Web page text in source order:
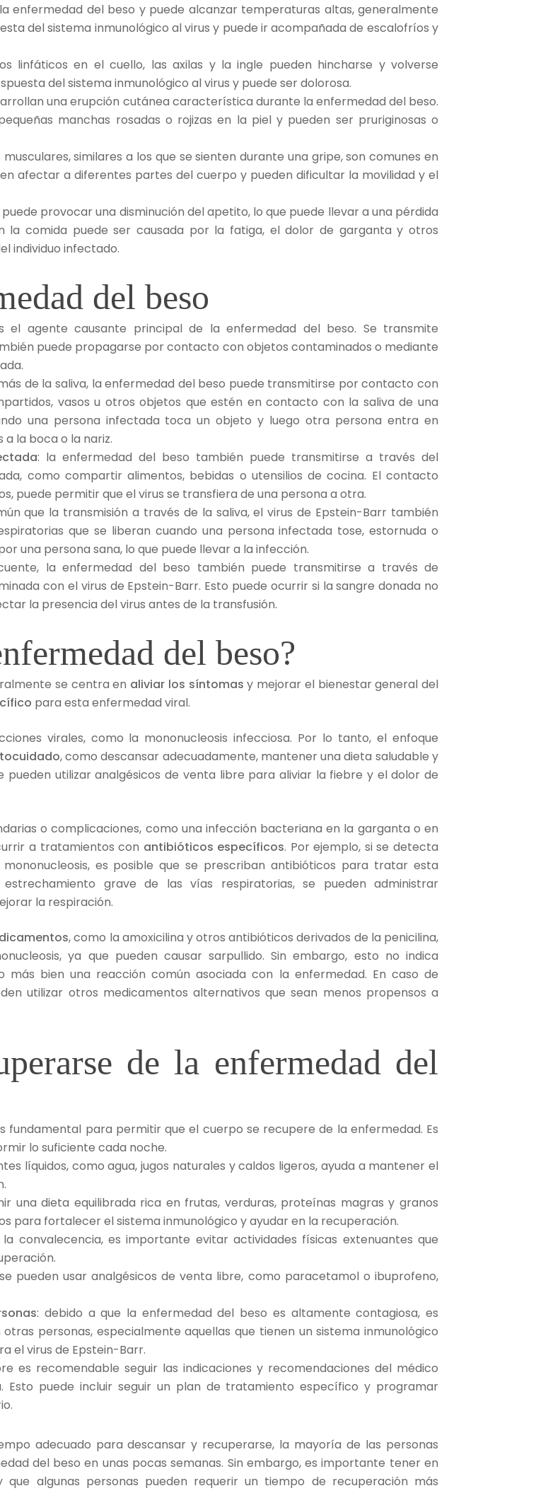
enfermedad del beso y puede alcanzar temperaturas altas, generalmente
del sistema inmunológico al virus y puede ir acompañada de escalofríos y
linfáticos en el cuello, las axilas y la ingle pueden hincharse y volverse
del sistema inmunológico al virus y puede ser dolorosa.
una erupción cutánea característica durante la enfermedad del beso.
manchas rosadas o rojizas en la piel y pueden ser pruriginosas o
similares a los que se sienten durante una gripe, son comunes en
afectar a diferentes partes del cuerpo y pueden dificultar la movilidad y el
provocar una disminución del apetito, lo que puede llevar a una pérdida
la comida puede ser causada por la fatiga, el dolor de garganta y otros
individuo infectado.
del beso
el agente causante principal de la enfermedad del beso. Se transmite
puede propagarse por contacto con objetos contaminados o mediante
de la saliva, la enfermedad del beso puede transmitirse por contacto con
vasos u otros objetos que estén en contacto con la saliva de una
una persona infectada toca un objeto y luego otra persona entra en
la boca o la nariz.
: la enfermedad del beso también puede transmitirse a través del
como compartir alimentos, bebidas o utensilios de cocina. El contacto
puede permitir que el virus se transfiera de una persona a otra.
que la transmisión a través de la saliva, el virus de Epstein-Barr también
que se liberan cuando una persona infectada tose, estornuda o
una persona sana, lo que puede llevar a la infección.
la enfermedad del beso también puede transmitirse a través de
con el virus de Epstein-Barr. Esto puede ocurrir si la sangre donada no
la presencia del virus antes de la transfusión.
del beso?
se centra en aliviar los síntomas y mejorar el bienestar general del
para esta enfermedad viral.
virales, como la mononucleosis infecciosa. Por lo tanto, el enfoque
, como descansar adecuadamente, mantener una dieta saludable y
pueden utilizar analgésicos de venta libre para aliviar la fiebre y el dolor de
o complicaciones, como una infección bacteriana en la garganta o en
a tratamientos con antibióticos específicos. Por ejemplo, si se detecta
es posible que se prescriban antibióticos para tratar esta
grave de las vías respiratorias, se pueden administrar
la respiración.
, como la amoxicilina y otros antibióticos derivados de la penicilina,
ya que pueden causar sarpullido. Sin embargo, esto no indica
más bien una reacción común asociada con la enfermedad. En caso de
utilizar otros medicamentos alternativos que sean menos propensos a
de la enfermedad del
fundamental para permitir que el cuerpo se recupere de la enfermedad. Es
lo suficiente cada noche.
líquidos, como agua, jugos naturales y caldos ligeros, ayuda a mantener el
una dieta equilibrada rica en frutas, verduras, proteínas magras y granos
para fortalecer el sistema inmunológico y ayudar en la recuperación.
convalecencia, es importante evitar actividades físicas extenuantes que
pueden usar analgésicos de venta libre, como paracetamol o ibuprofeno,
: debido a que la enfermedad del beso es altamente contagiosa, es
personas, especialmente aquellas que tienen un sistema inmunológico
el virus de Epstein-Barr.
es recomendable seguir las indicaciones y recomendaciones del médico
Esto puede incluir seguir un plan de tratamiento específico y programar
adecuado para descansar y recuperarse, la mayoría de las personas
del beso en unas pocas semanas. Sin embargo, es importante tener en
algunas personas pueden requerir un tiempo de recuperación más